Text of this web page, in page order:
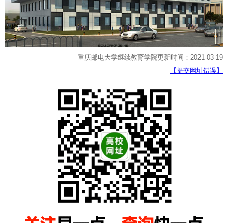
重庆邮电大学继续教育学院更新时间：2021-03-19
【提交网址错误】